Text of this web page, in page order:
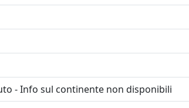
- Info sul continente non disponibili